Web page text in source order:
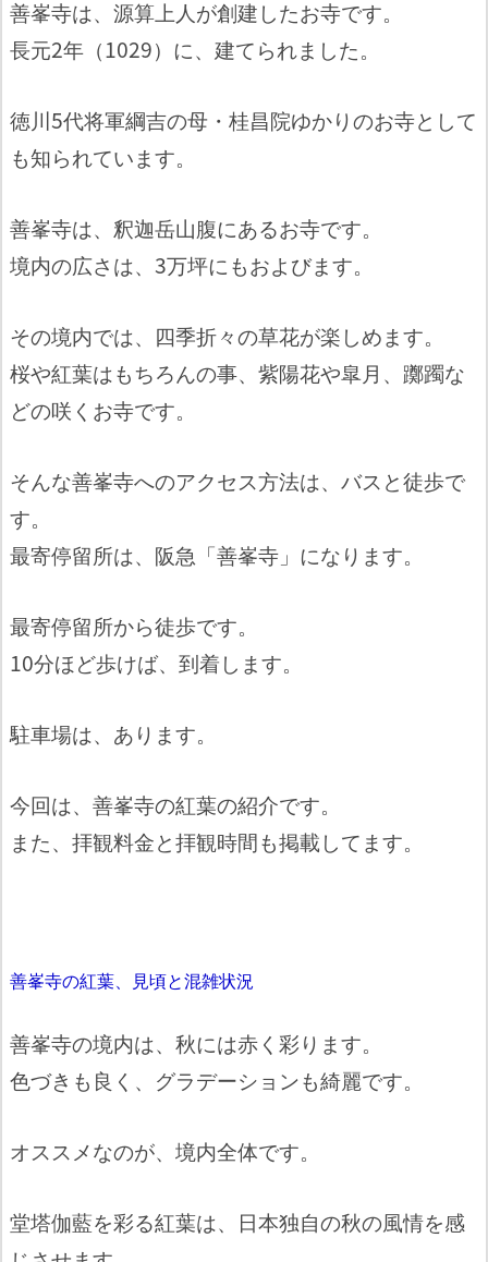
善峯寺は、源算上人が創建したお寺です。
長元2年（1029）に、建てられました。
徳川5代将軍綱吉の母・桂昌院ゆかりのお寺として
も知られています。
善峯寺は、釈迦岳山腹にあるお寺です。
境内の広さは、3万坪にもおよびます。
その境内では、四季折々の草花が楽しめます。
桜や紅葉はもちろんの事、紫陽花や皐月、躑躅な
どの咲くお寺です。
そんな善峯寺へのアクセス方法は、バスと徒歩で
す。
最寄停留所は、阪急「善峯寺」になります。
最寄停留所から徒歩です。
10分ほど歩けば、到着します。
駐車場は、あります。
今回は、善峯寺の紅葉の紹介です。
また、拝観料金と拝観時間も掲載してます。
善峯寺の紅葉、見頃と混雑状況
善峯寺の境内は、秋には赤く彩ります。
色づきも良く、グラデーションも綺麗です。
オススメなのが、境内全体です。
堂塔伽藍を彩る紅葉は、日本独自の秋の風情を感